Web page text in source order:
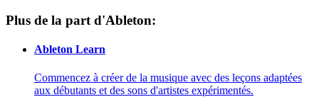
Plus de la part d'Ableton:
Ableton Learn
Commencez à créer de la musique avec des leçons adaptées
aux débutants et des sons d'artistes expérimentés.